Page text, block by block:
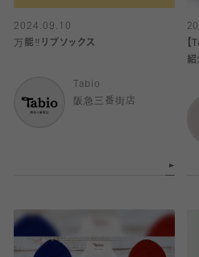
2024.09.10
万能‼︎リブソックス
Tabio
阪急三番街店
紹